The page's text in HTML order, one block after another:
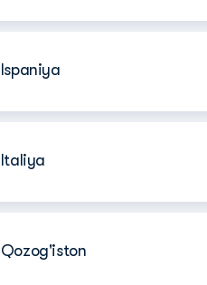
Ispaniya
Italiya
Qozog'iston